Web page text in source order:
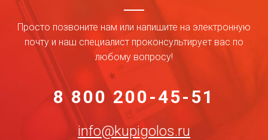
Просто позвоните нам или напишите на электронную
почту и наш специалист проконсультирует вас по
любому вопросу!
8 800 200-45-51
info@kupigolos.ru